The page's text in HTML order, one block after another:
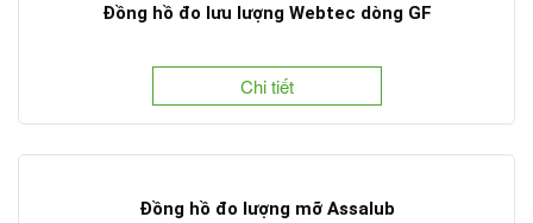
Đồng hồ đo lưu lượng Webtec dòng GF
Chi tiết
Đồng hồ đo lượng mỡ Assalub